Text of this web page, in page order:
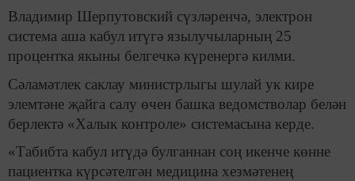
Владимир Шерпутовский сүзләренчә, электрон
система аша кабул итүгә язылучыларның 25
процентка якыны белгечкә күренергә килми.
Сәламәтлек саклау министрлыгы шулай ук кире
элемтәне җайга салу өчен башка ведомстволар белән
берлектә «Халык контроле» системасына керде.
«Табибта кабул итүдә булганнан соң икенче көнне
пациентка күрсәтелгән медицина хезмәтенең